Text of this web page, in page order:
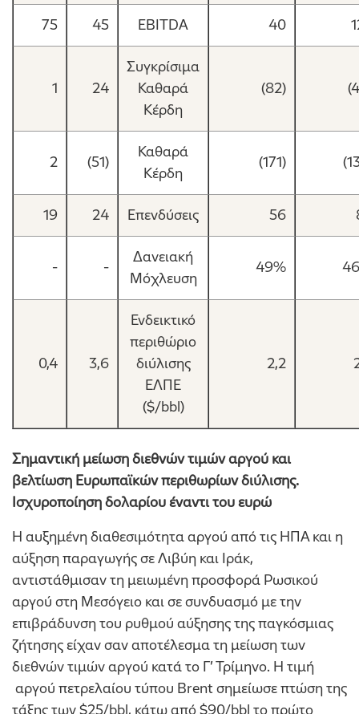
75 45 EBITDA 40
1 24
Συγκρίσιμα
Καθαρά
Κέρδη
(82)
2 (51)
Καθαρά
Κέρδη
(171)
19 24 Επενδύσεις 56
- -
Δανειακή
Μόχλευση
49%
0,4 3,6
Ενδεικτικό
περιθώριο
διύλισης
ΕΛΠΕ
($/bbl)
2,2
Σημαντική μείωση διεθνών τιμών αργού και
βελτίωση Ευρωπαϊκών περιθωρίων διύλισης.
Ισχυροποίηση δολαρίου έναντι του ευρώ
Η αυξημένη διαθεσιμότητα αργού από τις ΗΠΑ και η
αύξηση παραγωγής σε Λιβύη και Ιράκ,
αντιστάθμισαν τη μειωμένη προσφορά Ρωσικού
αργού στη Μεσόγειο και σε συνδυασμό με την
επιβράδυνση του ρυθμού αύξησης της παγκόσμιας
ζήτησης είχαν σαν αποτέλεσμα τη μείωση των
διεθνών τιμών αργού κατά το Γ’ Τρίμηνο. Η τιμή
αργού πετρελαίου τύπου Brent σημείωσε πτώση της
τάξης των $25/bbl, κάτω από $90/bbl το πρώτο